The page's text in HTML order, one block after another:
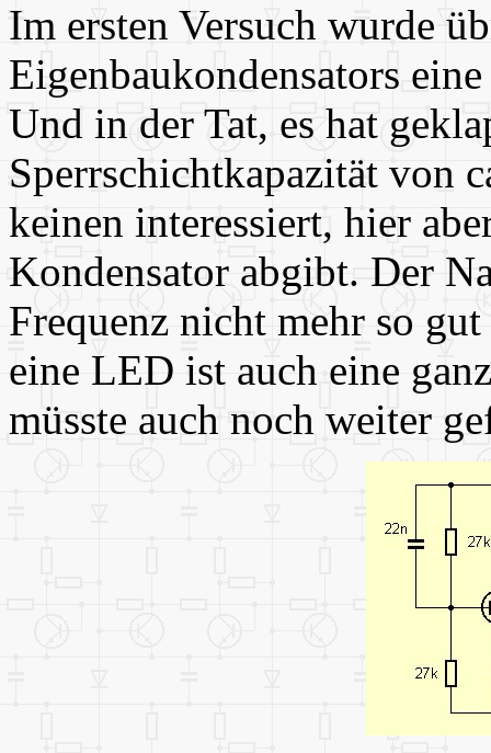
Im ersten Versuch wurde
Eigenbaukondensators
Und in der Tat, es hat
Sperrschichtkapazität von
keinen interessiert, hier
Kondensator abgibt. Der
Frequenz nicht mehr so
eine LED ist auch eine
müsste auch noch weiter